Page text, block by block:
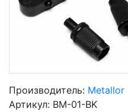
Производитель: Metallor
Артикул: BM-01-BK